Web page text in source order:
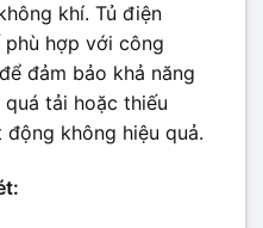
khí. Tủ điện
hợp với công
đảm bảo khả năng
tải hoặc thiếu
không hiệu quả.